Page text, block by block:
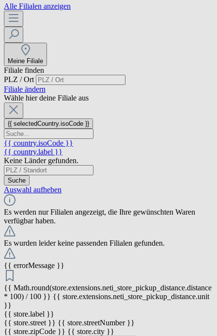
Alle Filialen anzeigen
Meine Filiale
Filiale finden
PLZ / Ort
Filiale ändern
Wähle hier deine Filiale aus
{{ selectedCountry.isoCode }}
{{ country.isoCode }}
{{ country.label }}
Keine Länder gefunden.
Suche
Auswahl aufheben
Es werden nur Filialen angezeigt, die Ihre gewünschten Waren
verfügbar haben.
Es wurden leider keine passenden Filialen gefunden.
{{ errorMessage }}
{{ Math.round(store.extensions.neti_store_pickup_distance.distance
* 100) / 100 }} {{ store.extensions.neti_store_pickup_distance.unit
}}
{{ store.label }}
{{ store.street }} {{ store.streetNumber }}
{{ store.zipCode }} {{ store.city }}